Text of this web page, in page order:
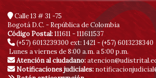
Calle 13 # 31 -75
Bogotá D.C. - República de Colombia
Código Postal:111611 - 111611537
(+57) 6013239300 ext: 1421 - (+57) 6013238340
Lunes a viernes de 8:00 a.m. a 5:00 p.m.
Atención al ciudadano:
Notificaciones judiciales: